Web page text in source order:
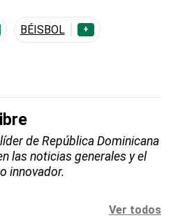
BÉISBOL +
de República Dominicana
las noticias generales y el
innovador.
Ver todos